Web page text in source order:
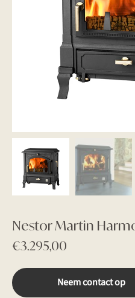
Nestor Martin
€3.295,00
Neem contact op